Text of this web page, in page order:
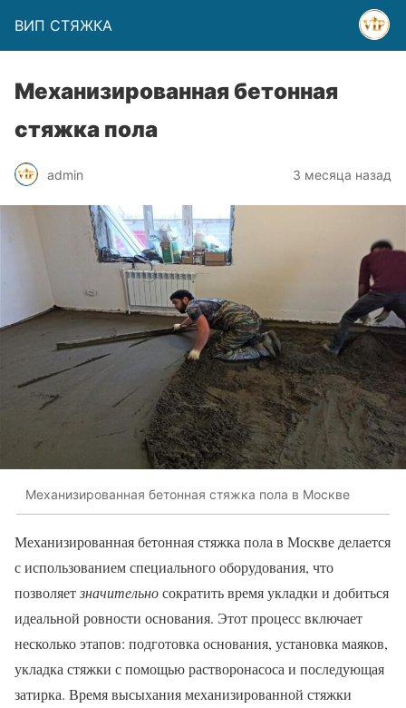
ВИП СТЯЖКА
Механизированная бетонная
стяжка пола
admin 3 месяца назад
Механизированная бетонная стяжка пола в Москве
Механизированная бетонная стяжка пола в Москве делается
с использованием специального оборудования, что
позволяетзначительносократить время укладки и добиться
идеальной ровности основания. Этот процесс включает
несколько этапов: подготовка основания, установка маяков,
укладка стяжки с помощью растворонасоса и последующая
затирка. Время высыхания механизированной стяжки